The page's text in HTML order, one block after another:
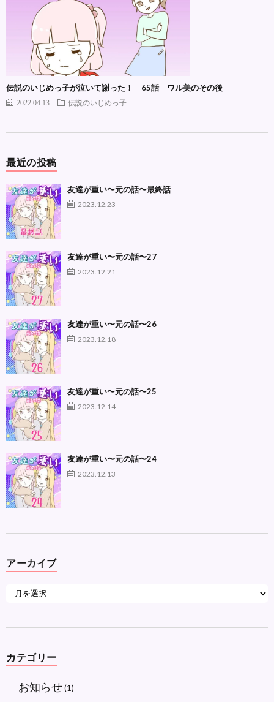
伝説のいじめっ子が泣いて謝った！ 65話 ワル美のその後
2022.04.13 伝説のいじめっ子
最近の投稿
友達が重い〜元の話〜最終話
2023.12.23
友達が重い〜元の話〜27
2023.12.21
友達が重い〜元の話〜26
2023.12.18
友達が重い〜元の話〜25
2023.12.14
友達が重い〜元の話〜24
2023.12.13
アーカイブ
カテゴリー
お知らせ(1)